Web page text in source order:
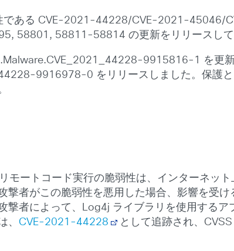
である CVE-2021-44228/CVE-2021-45046/
58801, 58811-58814 の更新をリリースし
9915816-1 を更
9916978-0 をリリースしました。保護
ートコード実行の脆弱性は、インターネッ
撃者がこの脆弱性を悪用した場合、影響を受
撃者によって、Log4j ライブラリを使用する
、CVE-2021-44228
として追跡され、